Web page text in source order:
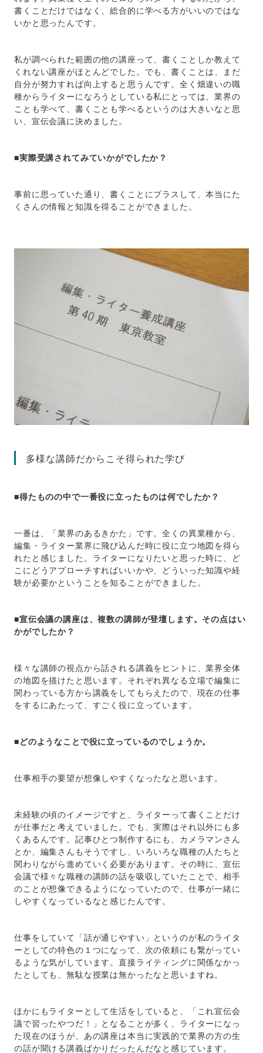
書くことだけではなく、総合的に学べる方がいいのではな
いかと思ったんです。
私が調べられた範囲の他の講座って、書くことしか教えて
くれない講座がほとんどでした。でも、書くことは、まだ
自分が努力すれば向上すると思うんです。全く畑違いの職
種からライターになろうとしている私にとっては、業界の
ことも学べて、書くことも学べるというのは大きいなと思
い、宣伝会議に決めました。
■実際受講されてみていかがでしたか？
事前に思っていた通り、書くことにプラスして、本当にた
くさんの情報と知識を得ることができました。
多様な講師だからこそ得られた学び
■得たものの中で一番役に立ったものは何でしたか？
一番は、「業界のあるきかた」です。全くの異業種から、
編集・ライター業界に飛び込んだ時に役に立つ地図を得ら
れたと感じました。ライターになりたいと思った時に、ど
こにどうアプローチすればいいかや、どういった知識や経
験が必要かということを知ることができました。
■宣伝会議の講座は、複数の講師が登壇します。その点はい
かがでしたか？
様々な講師の視点から話される講義をヒントに、業界全体
の地図を描けたと思います。それぞれ異なる立場で編集に
関わっている方から講義をしてもらえたので、現在の仕事
をするにあたって、すごく役に立っています。
■どのようなことで役に立っているのでしょうか。
仕事相手の要望が想像しやすくなったなと思います。
未経験の頃のイメージですと、ライターって書くことだけ
が仕事だと考えていました。でも、実際はそれ以外にも多
くあるんです。記事ひとつ制作するにも、カメラマンさん
とか、編集さんもそうですし、いろいろな職種の人たちと
関わりながら進めていく必要があります。その時に、宣伝
会議で様々な職種の講師の話を吸収していたことで、相手
のことが想像できるようになっていたので、仕事が一緒に
しやすくなっているなと感じたんです。
仕事をしていて「話が通じやすい」というのが私のライタ
ーとしての特色の１つになって、次の依頼にも繋がってい
るような気がしています。直接ライティングに関係なかっ
たとしても、無駄な授業は無かったなと思いますね。
ほかにもライターとして生活をしていると、「これ宣伝会
議で習ったやつだ！」となることが多く、ライターになっ
た現在のほうが、あの講座は本当に実践的で業界の方の生
の話が聞ける講義ばかりだったんだなと感じています。